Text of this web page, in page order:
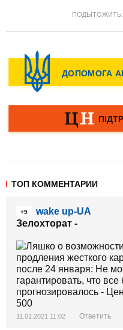
ПОДЫТОЖИТЬ:
ТОП КОММЕНТАРИИ
+9
wake up-UA
Зелохторат -
11.01.2021 11:02 Ответить